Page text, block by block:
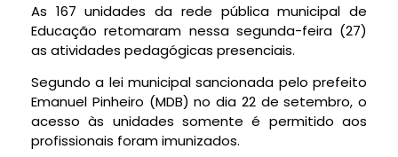
As 167 unidades da rede pública municipal de
Educação retomaram nessa segunda-feira (27)
as atividades pedagógicas presenciais.
Segundo a lei municipal sancionada pelo prefeito
Emanuel Pinheiro (MDB) no dia 22 de setembro, o
acesso às unidades somente é permitido aos
profissionais foram imunizados.